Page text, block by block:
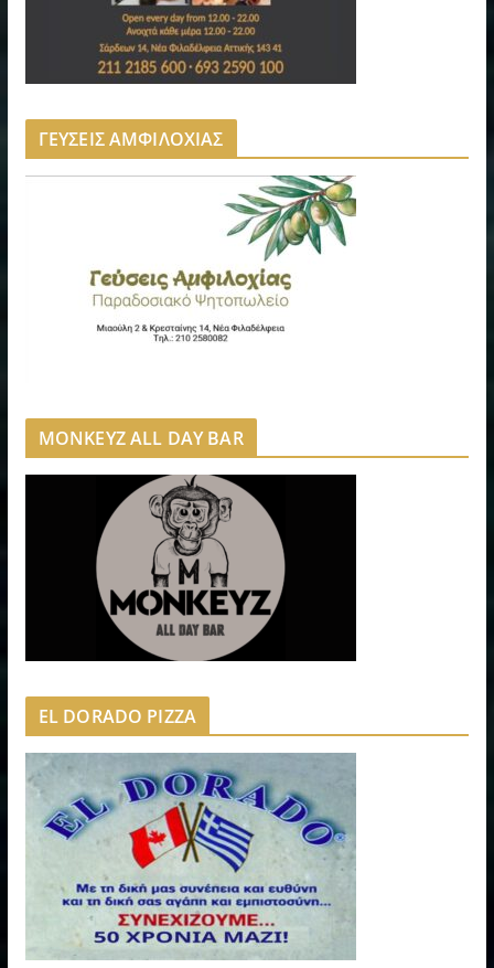
ΓΕΥΣΕΙΣ ΑΜΦΙΛΟΧΙΑΣ
MONKEYZ ALL DAY BAR
EL DORADO PIZZA